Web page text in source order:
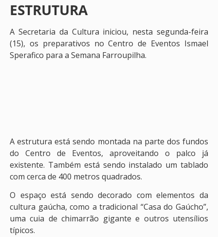
ESTRUTURA
A Secretaria da Cultura iniciou, nesta segunda-feira
(15), os preparativos no Centro de Eventos Ismael
Sperafico para a Semana Farroupilha.
A estrutura está sendo montada na parte dos fundos
do Centro de Eventos, aproveitando o palco já
existente. Também está sendo instalado um tablado
com cerca de 400 metros quadrados.
O espaço está sendo decorado com elementos da
cultura gaúcha, como a tradicional “Casa do Gaúcho”,
uma cuia de chimarrão gigante e outros utensílios
típicos.